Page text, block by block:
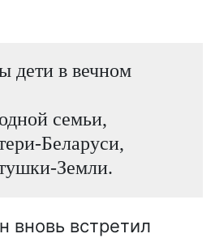
в вечном
семьи,
Беларуси,
Земли.
вновь встретил